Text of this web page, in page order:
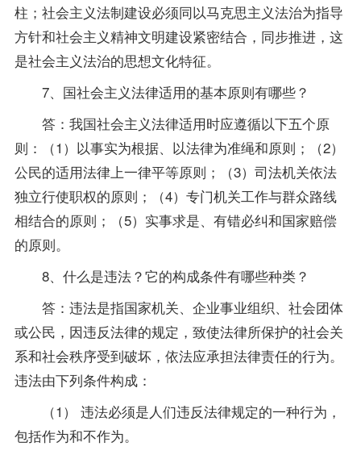
柱；社会主义法制建设必须同以马克思主义法治为指导
方针和社会主义精神文明建设紧密结合，同步推进，这
是社会主义法治的思想文化特征。
7、国社会主义法律适用的基本原则有哪些？
答：我国社会主义法律适用时应遵循以下五个原
则：（1）以事实为根据、以法律为准绳和原则；（2）
公民的适用法律上一律平等原则；（3）司法机关依法
独立行使职权的原则；（4）专门机关工作与群众路线
相结合的原则；（5）实事求是、有错必纠和国家赔偿
的原则。
8、什么是违法？它的构成条件有哪些种类？
答：违法是指国家机关、企业事业组织、社会团体
或公民，因违反法律的规定，致使法律所保护的社会关
系和社会秩序受到破坏，依法应承担法律责任的行为。
违法由下列条件构成：
（1） 违法必须是人们违反法律规定的一种行为，
包括作为和不作为。